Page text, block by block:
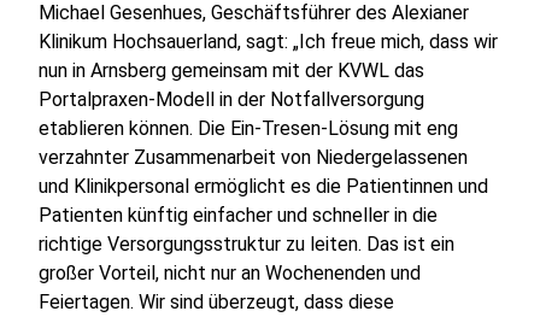
Michael Gesenhues, Geschäftsführer des Alexianer
Klinikum Hochsauerland, sagt: „Ich freue mich, dass wir
nun in Arnsberg gemeinsam mit der KVWL das
Portalpraxen-Modell in der Notfallversorgung
etablieren können. Die Ein-Tresen-Lösung mit eng
verzahnter Zusammenarbeit von Niedergelassenen
und Klinikpersonal ermöglicht es die Patientinnen und
Patienten künftig einfacher und schneller in die
richtige Versorgungsstruktur zu leiten. Das ist ein
großer Vorteil, nicht nur an Wochenenden und
Feiertagen. Wir sind überzeugt, dass diese